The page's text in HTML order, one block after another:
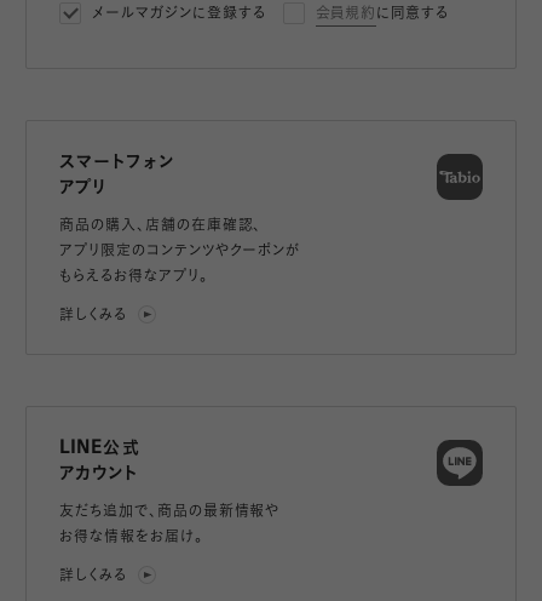
メールマガジンに登録する 会員規約 に同意する
スマートフォン
アプリ
商品の購入、店舗の在庫確認、
アプリ限定のコンテンツやクーポンが
もらえるお得なアプリ。
詳しくみる
LINE公式
アカウント
友だち追加で、 商品の最新情報や
お得な情報をお届け。
詳しくみる